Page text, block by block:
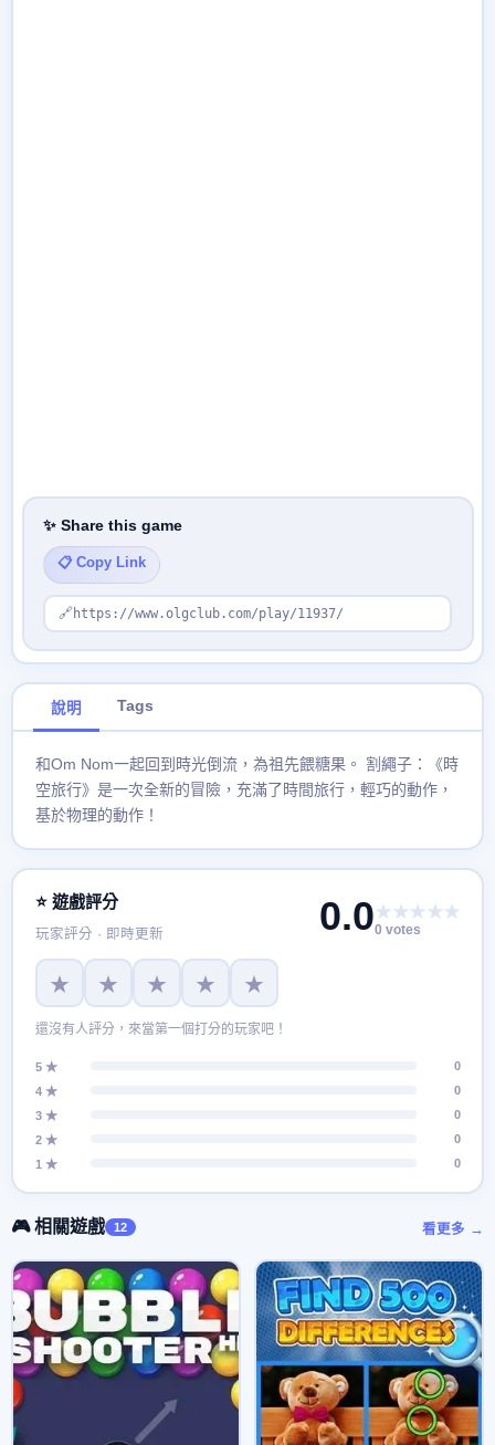
✨ Share this game
📋 Copy Link
🔗 https://www.olgclub.com/play/11937/
說明 Tags
和Om Nom一起回到時光倒流，為祖先餵糖果。 割繩子：《時
空旅行》是一次全新的冒險，充滿了時間旅行，輕巧的動作，
基於物理的動作！
⭐ 遊戲評分
玩家評分 · 即時更新 0.0★★★★★
0 votes
★ ★ ★ ★ ★
還沒有人評分，來當第一個打分的玩家吧！
5 ★
0
4 ★
0
3 ★
0
2 ★
0
1 ★
0
🎮 相關遊戲 12 看更多 →